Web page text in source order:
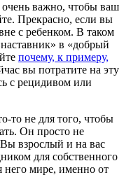
важно, чтобы ваш
Прекрасно, если вы
с ребенком. В таком
в «добрый
почему, к примеру,
вы потратите на эту
с рецидивом или
то не для того, чтобы
Он просто не
взрослый и на вас
для собственного
него мире, именно от